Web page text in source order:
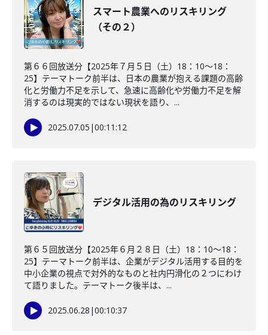
スマート農業へのリスキリング
（その２）
第６６回放送分【2025年７月５日（土）18：10～18：
25】テーマトーク前半は、日本の農業が抱える課題の高齢
化と労働力不足を示して、急速に高齢化や労働力不足を解
消するのは現実的ではない現状を語り、...
2025.07.05 |00:11:12
デジタル活用の為のリスキリング
第６５回放送分【2025年６月２８日（土）18：10～18：
25】テーマトーク前半は、企業がデジタル活用する目的を
中小企業の視点で対外的なものと社内円滑化の２つにわけ
て語りました。テーマトーク後半は、...
2025.06.28 |00:10:37